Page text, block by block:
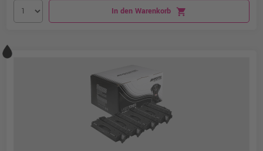
In den Warenkorb shopping_cart